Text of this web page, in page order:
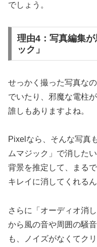
でしょう。
理由4：写真編集
ック」
せっかく撮った写真な
でいたり、邪魔な電柱
誰しもありますよね。
Pixelなら、そんな写真
ムマジック」で消した
背景を推定して、まる
キレイに消してくれるん
さらに「オーディオ消
から風の音や周囲の騒
も、ノイズがなくてク